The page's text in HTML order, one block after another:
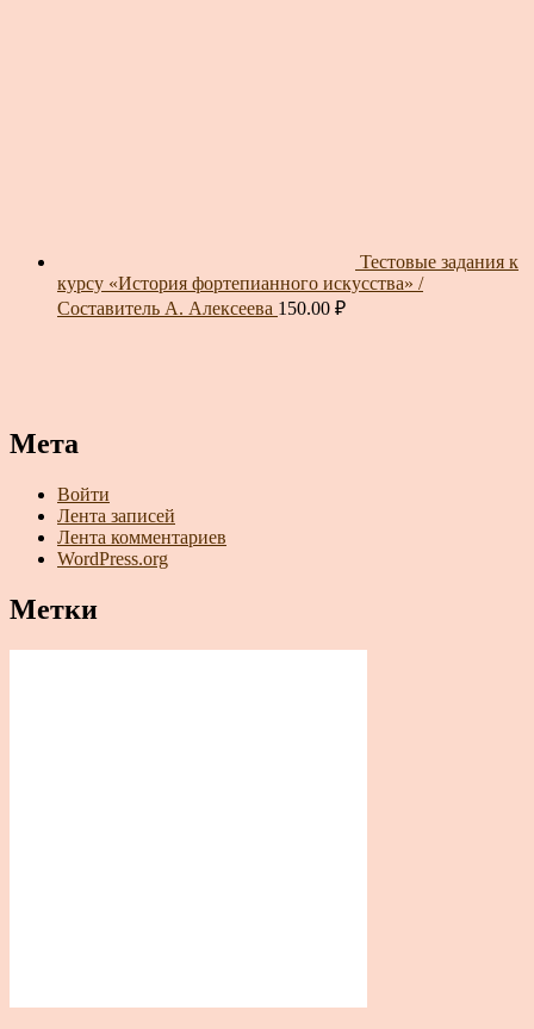
Тестовые задания к
курсу «История фортепианного искусства» /
Составитель А. Алексеева 150.00 ₽
Мета
Войти
Лента записей
Лента комментариев
WordPress.org
Метки